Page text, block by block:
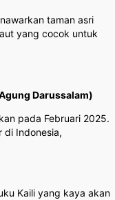
taman asri
yang cocok untuk
Darussalam)
pada Februari 2025.
di Indonesia,
Kaili yang kaya akan